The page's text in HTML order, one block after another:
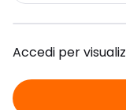
Accedi per